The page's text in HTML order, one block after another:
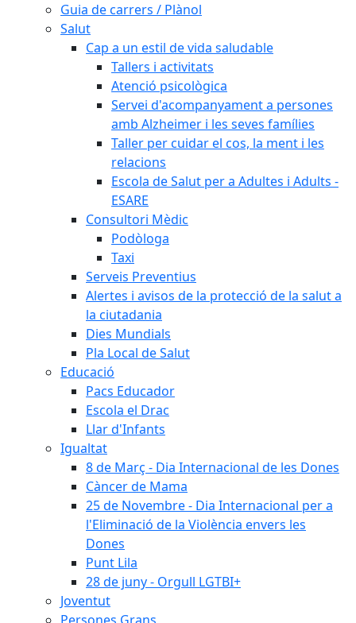
Guia de carrers / Plànol
Salut
Cap a un estil de vida saludable
Tallers i activitats
Atenció psicològica
Servei d'acompanyament a persones
amb Alzheimer i les seves famílies
Taller per cuidar el cos, la ment i les
relacions
Escola de Salut per a Adultes i Adults -
ESARE
Consultori Mèdic
Podòloga
Taxi
Serveis Preventius
Alertes i avisos de la protecció de la salut a
la ciutadania
Dies Mundials
Pla Local de Salut
Educació
Pacs Educador
Escola el Drac
Llar d'Infants
Igualtat
8 de Març - Dia Internacional de les Dones
Càncer de Mama
25 de Novembre - Dia Internacional per a
l'Eliminació de la Violència envers les
Dones
Punt Lila
28 de juny - Orgull LGTBI+
Joventut